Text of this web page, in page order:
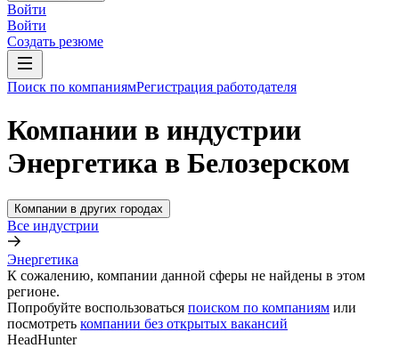
Войти
Войти
Создать резюме
Поиск по компаниямРегистрация работодателя
Компании в индустрии
Энергетика в Белозерском
Компании в других городах
Все индустрии
Энергетика
К сожалению, компании данной сферы не найдены в этом
регионе.
Попробуйте воспользоваться поиском по компаниям или
посмотреть компании без открытых вакансий
HeadHunter